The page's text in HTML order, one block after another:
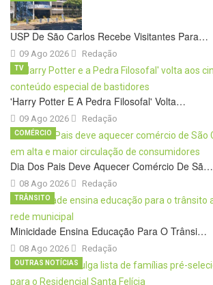
USP De São Carlos Recebe Visitantes Para…
09 Ago 2026 Redação
'Harry Potter E A Pedra Filosofal' Volta…
09 Ago 2026
TV
Redação
Dia Dos Pais Deve Aquecer Comércio De Sã…
08 Ago 2026
COMÉRCIO
Redação
Minicidade Ensina Educação Para O Trânsi…
08 Ago 2026
TRÂNSITO
Redação
OUTRAS NOTÍCIAS